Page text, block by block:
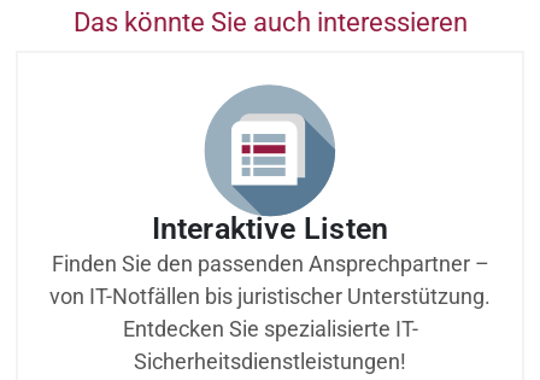
Das könnte Sie auch interessieren
Interaktive Listen
Finden Sie den passenden Ansprechpartner –
von IT-Notfällen bis juristischer Unterstützung.
Entdecken Sie spezialisierte IT-
Sicherheitsdienstleistungen!